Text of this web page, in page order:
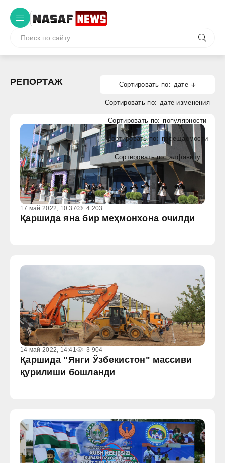
РЕПОРТАЖ дате
дате изменения
популярности
посещаемости
алфавиту
17 май 2022, 10:37 4 203
Қаршида янa бир меҳмонхона очилди
14 май 2022, 14:41 3 904
Қаршида "Янги Ўзбекистон" массиви
қурилиши бошланди